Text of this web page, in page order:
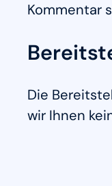
Kommentar
Die
wir Ihnen